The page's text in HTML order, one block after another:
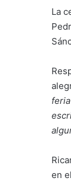
La
en